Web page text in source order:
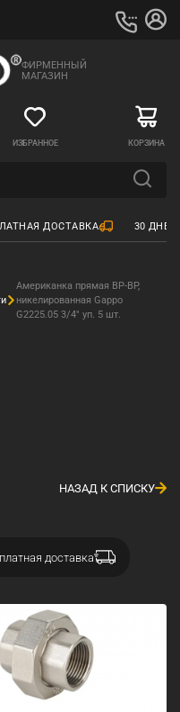
ФИРМЕННЫЙ
МАГАЗИН
ИЗБРАННОЕ КОРЗИНА
ДОСТАВКА 30
Американка прямая ВР-ВР,
никелированная Gappo
G2225.05 3/4" уп. 5 шт.
НАЗАД К СПИСКУ
доставка